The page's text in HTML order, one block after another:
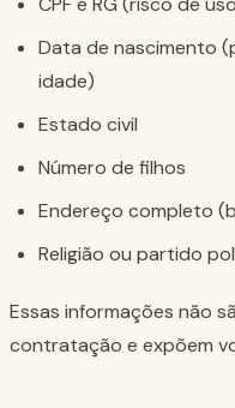
Data de nascimento
idade)
Estado civil
Número de filhos
Endereço completo
Religião ou partido
Essas informações não
contratação e expõem